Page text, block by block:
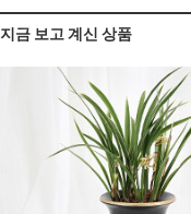
지금 보고 계신 상품